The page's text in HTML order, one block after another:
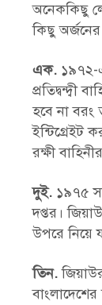
অনেককিছু
কিছু
এক.১৯৭২-এ
হবে না বরং
ইন্টিগ্রেইট
রক্ষী
দুই.১৯৭৫
দপ্তর।
উপরে নিয়ে
তিন.